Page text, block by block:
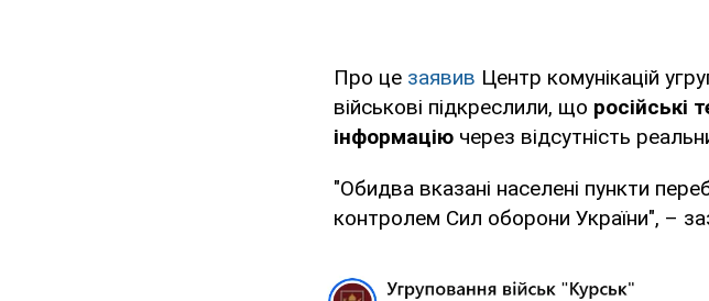
Про це заявив Центр комунікацій
військові підкреслили, що
інформацію через відсутність
"Обидва вказані населені пункти
контролем Сил оборони України", –